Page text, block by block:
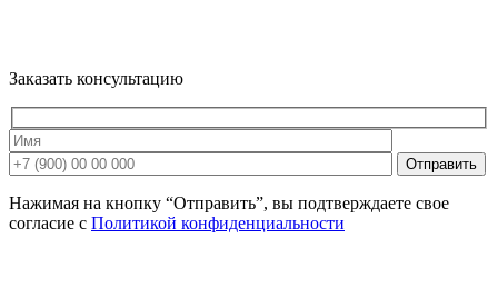
Заказать консультацию
Нажимая на кнопку “Отправить”, вы подтверждаете свое
согласие с Политикой конфиденциальности